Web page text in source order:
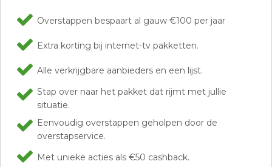
Overstappen bespaart al gauw €100 per jaar
Extra korting bij internet-tv pakketten.
Alle verkrijgbare aanbieders en een lijst.
Stap over naar het pakket dat rijmt met jullie
situatie.
Eenvoudig overstappen geholpen door de
overstapservice.
Met unieke acties als €50 cashback.